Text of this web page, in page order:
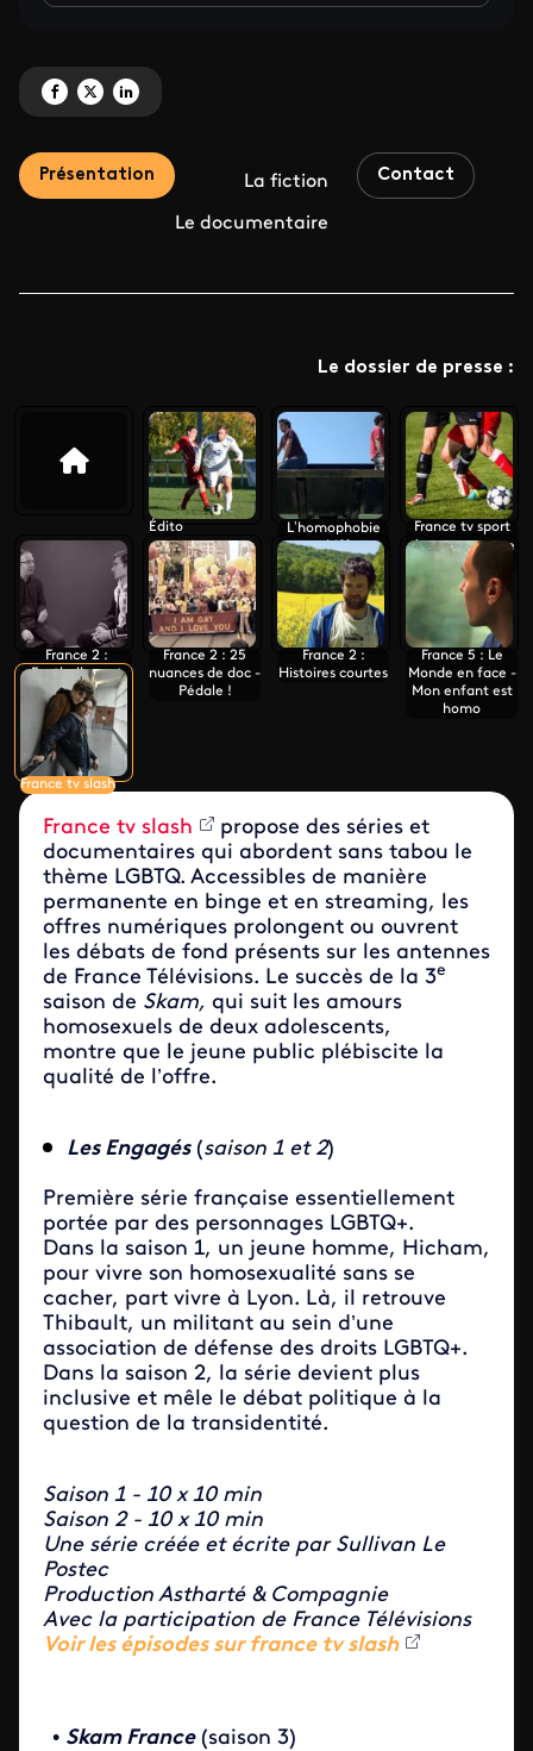
Partagez 'France tv slash' sur Facebook
Partagez 'France tv slash' sur X
Partagez 'France tv slash' sur LinkedIn
Présentation La fiction
Le documentaire
Contact
Le dossier de presse :
Édito
L’homophobie
en chiffres
France tv sport
s’engage contre
l’homophobie
France 2 :
Footballeur et
homo, au cœur
du tabou
France 2 : 25
nuances de doc -
Pédale !
France 2 :
Histoires courtes
France 5 : Le
Monde en face -
Mon enfant est
homo
France tv slash
France tv slash
propose des séries et
documentaires qui abordent sans tabou le
thème LGBTQ. Accessibles de manière
permanente en binge et en streaming, les
offres numériques prolongent ou ouvrent
les débats de fond présents sur les antennes
de France Télévisions. Le succès de la 3e
saison de Skam, qui suit les amours
homosexuels de deux adolescents,
montre que le jeune public plébiscite la
qualité de l’offre.
Les Engagés(saison 1 et 2)
Première série française essentiellement
portée par des personnages LGBTQ+.
Dans la saison 1, un jeune homme, Hicham,
pour vivre son homosexualité sans se
cacher, part vivre à Lyon. Là, il retrouve
Thibault, un militant au sein d’une
association de défense des droits LGBTQ+.
Dans la saison 2, la série devient plus
inclusive et mêle le débat politique à la
question de la transidentité.
Saison 1 - 10 x 10 min
Saison 2 - 10 x 10 min
Une série créée et écrite par Sullivan Le
Postec
Production Astharté & Compagnie
Avec la participation de France Télévisions
Voir les épisodes sur france tv slash
• Skam France (saison 3)